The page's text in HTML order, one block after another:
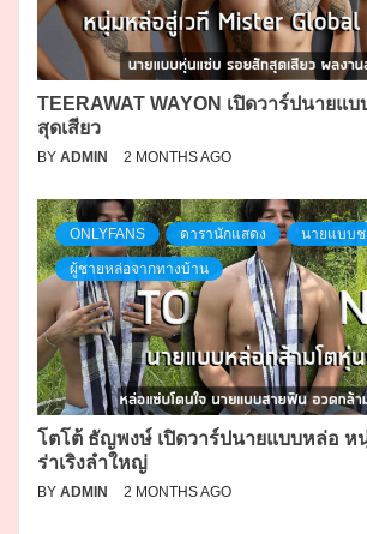
TEERAWAT WAYON เปิดวาร์ปนายแ
สุดเสียว
BY ADMIN 2 MONTHS AGO
ONLYFANS ดารานักแสดง นายแบบช
ผู้ชายหล่อจากทางบ้าน
โตโต้ ธัญพงษ์ เปิดวาร์ปนายแบบหล่อ
ร่าเริงลำใหญ่
BY ADMIN 2 MONTHS AGO